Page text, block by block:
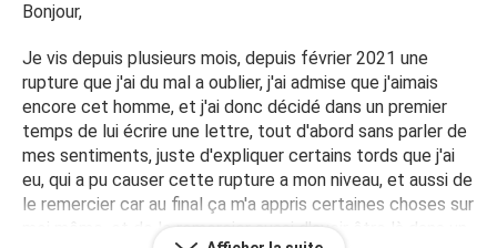
Bonjour,
Je vis depuis plusieurs mois, depuis février 2021 une
rupture que j'ai du mal a oublier, j'ai admise que j'aimais
encore cet homme, et j'ai donc décidé dans un premier
temps de lui écrire une lettre, tout d'abord sans parler de
mes sentiments, juste d'expliquer certains tords que j'ai
eu, qui a pu causer cette rupture a mon niveau, et aussi de
le remercier car au final ça m'a appris certaines choses sur
moi même, et de le remercier aussi d'avoir être là dans un